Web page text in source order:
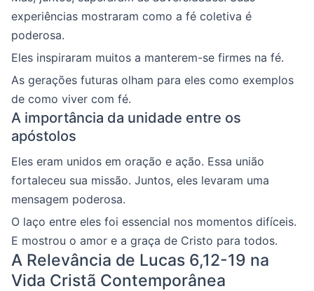
experiências mostraram como a fé coletiva é
poderosa.
Eles inspiraram muitos a manterem-se firmes na fé.
As gerações futuras olham para eles como exemplos
de como viver com fé.
A importância da unidade entre os
apóstolos
Eles eram unidos em oração e ação. Essa união
fortaleceu sua missão. Juntos, eles levaram uma
mensagem poderosa.
O laço entre eles foi essencial nos momentos difíceis.
E mostrou o amor e a graça de Cristo para todos.
A Relevância de Lucas 6,12-19 na
Vida Cristã Contemporânea